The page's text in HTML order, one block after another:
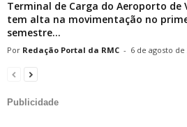
Terminal de Carga do Aeroporto de
tem alta na movimentação no
semestre...
Redação Portal da RMC - 6 de agosto de
Publicidade